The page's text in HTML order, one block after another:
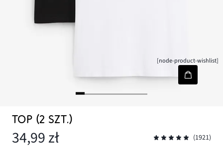
[node-product-wishlist]
TOP (2 SZT.)
34,99 zł (1921)